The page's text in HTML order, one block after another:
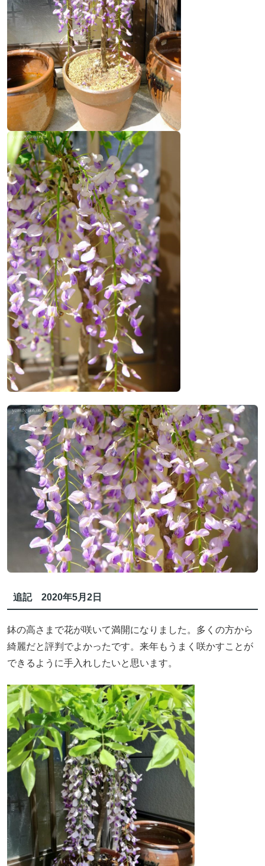
追記 2020年5月2日
鉢の高さまで花が咲いて満開になりました。多くの方から
綺麗だと評判でよかったです。来年もうまく咲かすことが
できるように手入れしたいと思います。